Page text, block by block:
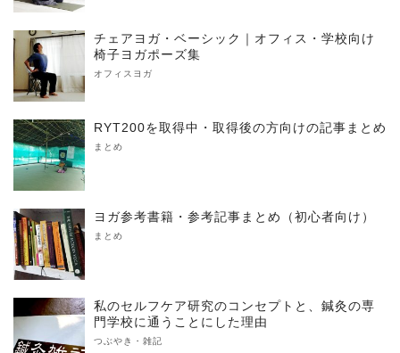
チェアヨガ・ベーシック｜オフィス・学校向け
椅子ヨガポーズ集
オフィスヨガ
RYT200を取得中・取得後の方向けの記事まとめ
まとめ
ヨガ参考書籍・参考記事まとめ（初心者向け）
まとめ
私のセルフケア研究のコンセプトと、鍼灸の専
門学校に通うことにした理由
つぶやき・雑記